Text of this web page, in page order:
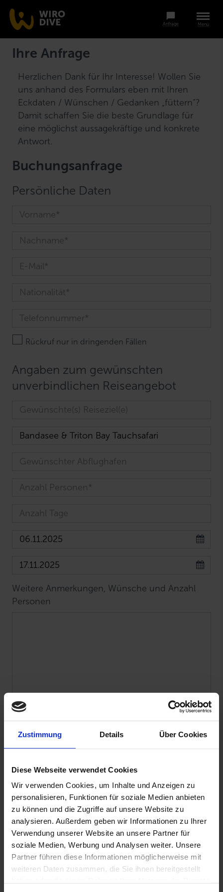
Zustimmung Details Über Cookies
Diese Webseite verwendet Cookies
Wir verwenden Cookies, um Inhalte und Anzeigen zu
personalisieren, Funktionen für soziale Medien anbieten
zu können und die Zugriffe auf unsere Website zu
analysieren. Außerdem geben wir Informationen zu Ihrer
Verwendung unserer Website an unsere Partner für
soziale Medien, Werbung und Analysen weiter. Unsere
Partner führen diese Informationen möglicherweise mit
weiteren Daten zusammen, die Sie ihnen bereitgestellt
Menü
Anfrage
Ihre Anfrage
Herzlichen Dank für Ihr Interesse! Wollen Sie
uns anhand des Formulars eben mit Ihren
Eckdaten / Wünschen / Gedanken „füttern“?
Damit schaffen Sie die beste Grundlage für
eine möglichst aussagekräftige und konkrete
Antwort.
Buchungsanfrage
Persönliche Daten
Rückruf nur in dringenden Fällen
Angaben zum gewünschten
unverbindlichen Reiseangebot
Weitere Anmerkungen, Wünsche und Anzahl
Personen
Datenschutzhinweis: Für die Kontaktaufnahme
und die Angebotserstellung benötigen wir Ihre
Daten wie Name, Telefonnummer und E-Mail-
Adresse.
Sie erklären sich hiermit einverstanden, dass diese
Daten von uns entsprechend unserer
Datenschutzerklärung verwendet und gespeichert
werden.